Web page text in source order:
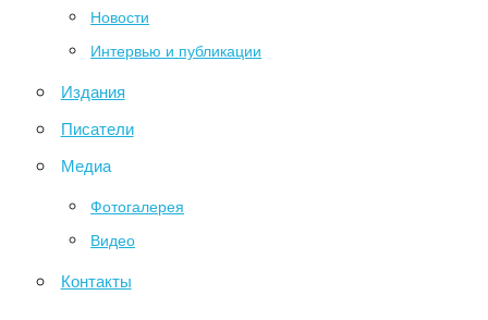
Новости
Интервью и публикации
Издания
Писатели
Медиа
Фотогалерея
Видео
Контакты